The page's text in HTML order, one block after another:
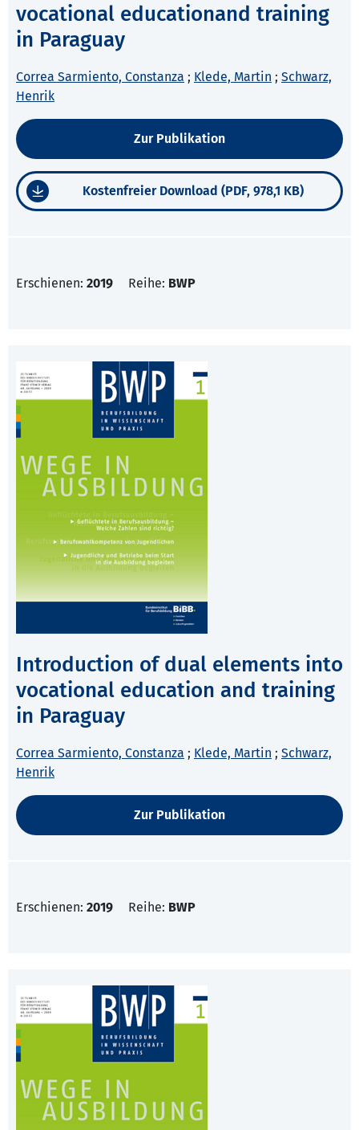
vocational educationand training
in Paraguay
Correa Sarmiento, Constanza ; Klede, Martin ; Schwarz,
Henrik
Zur Publikation
Kostenfreier Download (PDF, 978,1 KB)
Erschienen: 2019 Reihe: BWP
Introduction of dual elements into
vocational education and training
in Paraguay
Correa Sarmiento, Constanza ; Klede, Martin ; Schwarz,
Henrik
Zur Publikation
Erschienen: 2019 Reihe: BWP